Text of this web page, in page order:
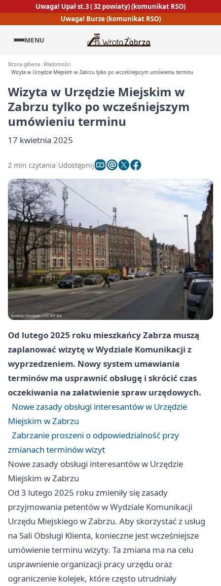
Uwaga! Upał st.3 ( 32 powiaty) (komunikat RSO)
Uwaga! Burze (komunikat RSO)
MENU
Strona główna Wiadomości
Wizyta w Urzędzie Miejskim w Zabrzu tylko po wcześniejszym umówieniu terminu
Wizyta w Urzędzie Miejskim w
Zabrzu tylko po wcześniejszym
umówieniu terminu
17 kwietnia 2025
2 min czytania Udostępnij
Od lutego 2025 roku mieszkańcy Zabrza muszą
zaplanować wizytę w Wydziale Komunikacji z
wyprzedzeniem. Nowy system umawiania
terminów ma usprawnić obsługę i skrócić czas
oczekiwania na załatwienie spraw urzędowych.
Nowe zasady obsługi interesantów w Urzędzie
Miejskim w Zabrzu
Zabrzanie proszeni o odpowiedzialność przy
zmianach terminów wizyt
Nowe zasady obsługi interesantów w Urzędzie
Miejskim w Zabrzu
Od 3 lutego 2025 roku zmieniły się zasady
przyjmowania petentów w Wydziale Komunikacji
Urzędu Miejskiego w Zabrzu. Aby skorzystać z usług
na Sali Obsługi Klienta, konieczne jest wcześniejsze
umówienie terminu wizyty. Ta zmiana ma na celu
usprawnienie organizacji pracy urzędu oraz
ograniczenie kolejek, które często utrudniały